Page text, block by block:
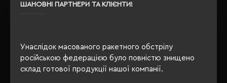
ШАНОВНІ ПАРТНЕРИ ТА КЛІЄНТИ!
Унаслідок масованого ракетного обстрілу
російською федерацією було повністю знищено
склад готової продукції нашої компанії.
РЕКОМЕНДУЄМО